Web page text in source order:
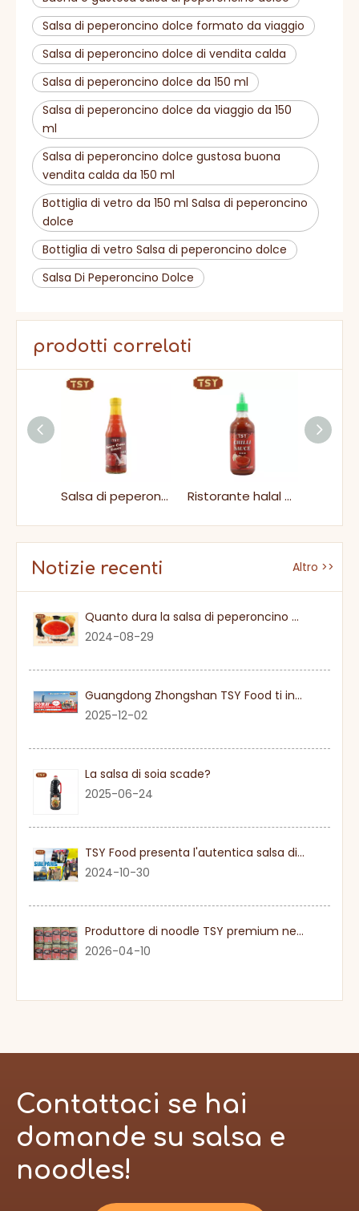
Salsa di peperoncino dolce formato da viaggio
Salsa di peperoncino dolce di vendita calda
Salsa di peperoncino dolce da 150 ml
Salsa di peperoncino dolce da viaggio da 150
ml
Salsa di peperoncino dolce gustosa buona
vendita calda da 150 ml
Bottiglia di vetro da 150 ml Salsa di peperoncino
dolce
Bottiglia di vetro Salsa di peperoncino dolce
Salsa Di Peperoncino Dolce
prodotti correlati
Salsa di peperoncino dolce Ristorante halal bottiglia di pressione in plastica piccante gustosa salsa di peperoncino
Notizie recenti Altro >>
Quanto dura la salsa di peperoncino dolce una volta
2024-08-29
Guangdong Zhongshan TSY Food ti invita sinceramente a visitare la fiera Gulfood di Dubai 2026
2025-12-02
La salsa di soia scade?
2025-06-24
TSY Food presenta l'autentica salsa di soia al SIAL PARIGI 2024
2024-10-30
Produttore di noodle TSY premium nel Guangdong
2026-04-10
Contattaci se hai
domande su salsa e
noodles!